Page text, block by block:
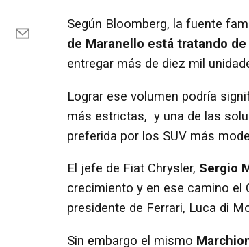
Según Bloomberg, la fuente
de Maranello está tratando
entregar más de diez mil
Lograr ese volumen podría
más estrictas, y una de las
preferida por los SUV más
El jefe de Fiat Chrysler, Sergio
crecimiento y en ese camino el
presidente de Ferrari, Luca di
Sin embargo el mismo